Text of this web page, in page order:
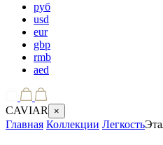
руб
usd
eur
gbp
rmb
aed
CAVIAR ×
Главная Коллекции Легкость